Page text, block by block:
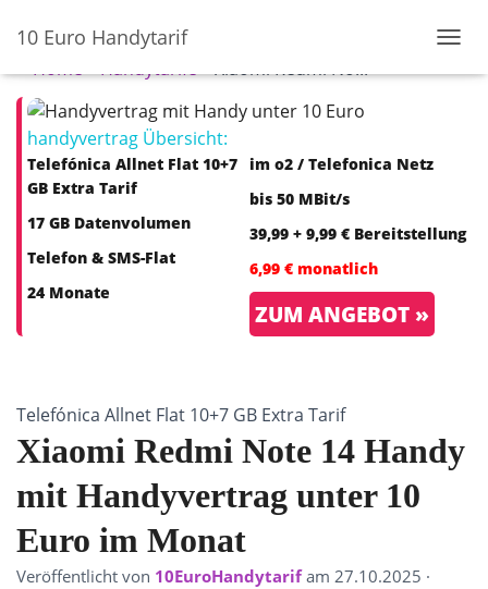
10 Euro Handytarif
A
N
N
Home»Handytarife»Xiaomi Redmi No...
handyvertrag Übersicht:
Telefónica Allnet Flat 10+7
GB Extra Tarif
17 GB Datenvolumen
Telefon & SMS-Flat
24 Monate
im o2 / Telefonica Netz
bis 50 MBit/s
39,99 + 9,99 € Bereitstellung
6,99 € monatlich
ZUM ANGEBOT »
Telefónica Allnet Flat 10+7 GB Extra Tarif
Xiaomi Redmi Note 14 Handy
mit Handyvertrag unter 10
Euro im Monat
Veröffentlicht von 10EuroHandytarifam 27.10.2025 ·